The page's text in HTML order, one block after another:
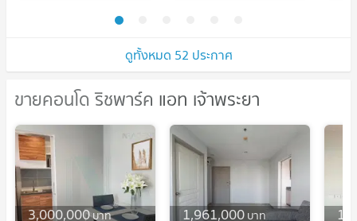
ดูทั้งหมด 52 ประกาศ
ขายคอนโด ริชพาร์ค แอท เจ้าพระยา
ขายคอนโด ริชพาร์ค แอท เจ้าพระยา
3,000,000บาท
1,961,000บาท